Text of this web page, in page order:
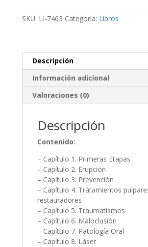
cantidad
SKU: LI-7463 Categoría: Libros
Descripción
Información adicional
Valoraciones (0)
Descripción
Contenido:
– Capítulo 1. Primeras Etapas
– Capítulo 2. Erupción
– Capítulo 3. Prevención
– Capítulo 4. Tratamientos
restauradores
– Capítulo 5. Traumatismos
– Capítulo 6. Maloclusión
– Capítulo 7. Patología Oral
– Capítulo 8. Láser